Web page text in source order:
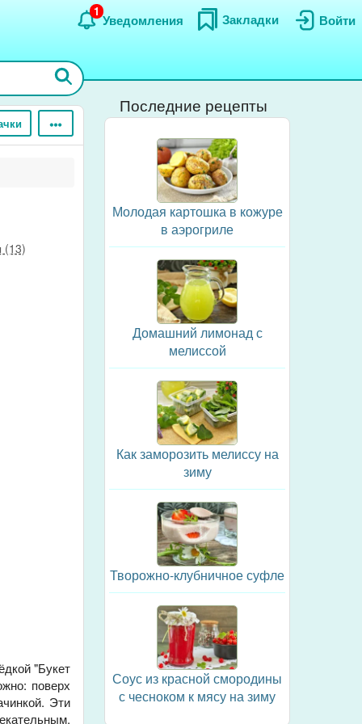
Войти
Закладки
Уведомления
1
(13)
"Букет
поверх
Эти
Последние рецепты
Молодая картошка в кожуре
в аэрогриле
Домашний лимонад с
мелиссой
Как заморозить мелиссу на
зиму
Творожно-клубничное суфле
Соус из красной смородины
с чесноком к мясу на зиму